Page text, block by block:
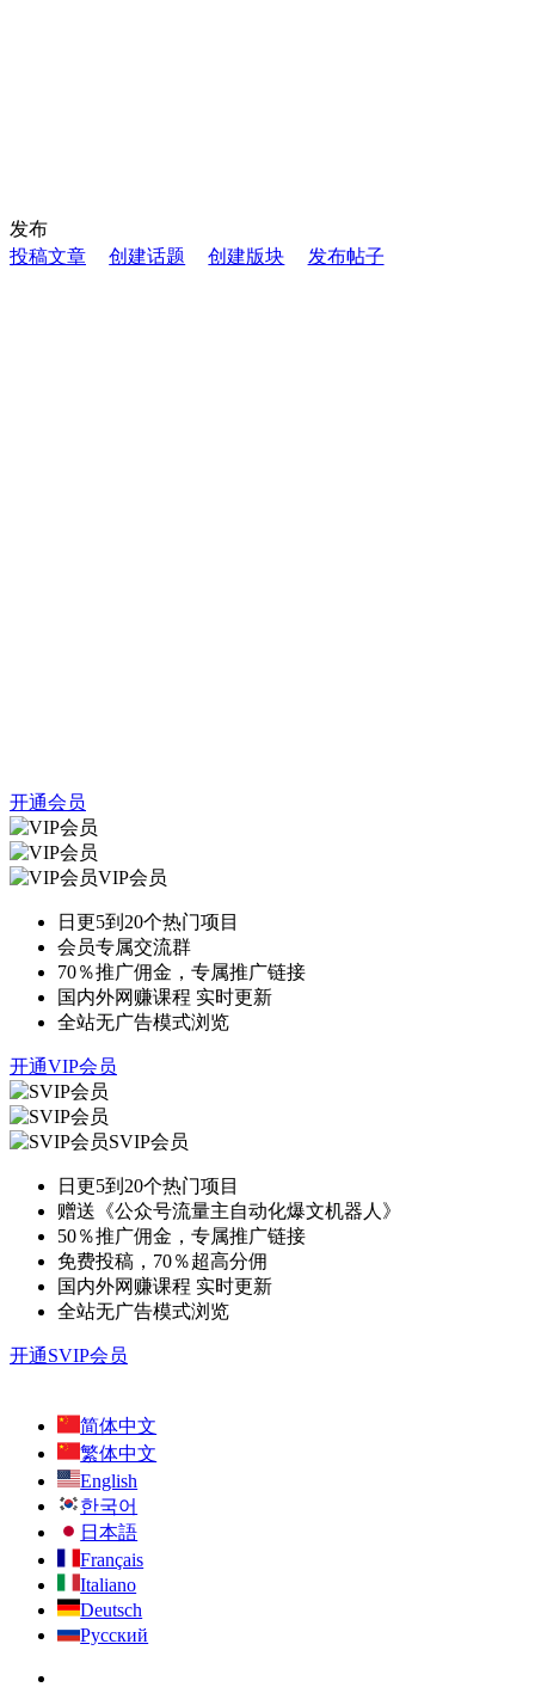
发布
投稿文章
创建话题 创建版块 发布帖子
开通会员
VIP会员
日更5到20个热门项目
会员专属交流群
70％推广佣金，专属推广链接
国内外网赚课程 实时更新
全站无广告模式浏览
开通VIP会员
SVIP会员
日更5到20个热门项目
赠送《公众号流量主自动化爆文机器人》
50％推广佣金，专属推广链接
免费投稿，70％超高分佣
国内外网赚课程 实时更新
全站无广告模式浏览
开通SVIP会员
简体中文
繁体中文
English
한국어
日本語
Français
Italiano
Deutsch
Русский